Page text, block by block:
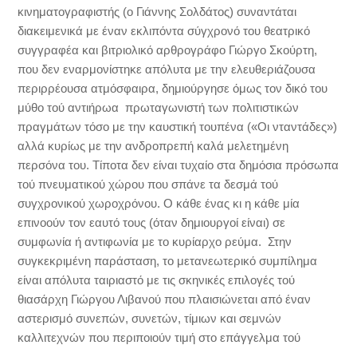
κινηματογραφιστής (ο Γιάννης Σολδάτος) συναντάται
διακειμενικά με έναν εκλιπόντα σύγχρονό του θεατρικό
συγγραφέα και βιτριολικό αρθρογράφο Γιώργο Σκούρτη,
που δεν εναρμονίστηκε απόλυτα με την ελευθεριάζουσα
περιρρέουσα ατμόσφαιρα, δημιούργησε όμως τον δικό του
μύθο τού αντιήρωα πρωταγωνιστή των πολιτιστικών
πραγμάτων τόσο με την καυστική τουπένα («Οι νταντάδες»)
αλλά κυρίως με την ανδροπρεπή καλά μελετημένη
περσόνα του. Τίποτα δεν είναι τυχαίο στα δημόσια πρόσωπα
τού πνευματικού χώρου που σπάνε τα δεσμά τού
συγχρονικού χωροχρόνου. Ο κάθε ένας κι η κάθε μία
επινοούν τον εαυτό τους (όταν δημιουργοί είναι) σε
συμφωνία ή αντιφωνία με το κυρίαρχο ρεύμα. Στην
συγκεκριμένη παράσταση, το μετανεωτερικό συμπίλημα
είναι απόλυτα ταιριαστό με τις σκηνικές επιλογές τού
θιασάρχη Γιώργου Λιβανού που πλαισιώνεται από έναν
αστερισμό συνεπών, συνετών, τίμιων και σεμνών
καλλιτεχνών που περιποιούν τιμή στο επάγγελμα τού